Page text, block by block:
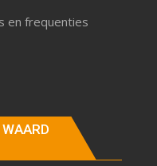
en frequenties